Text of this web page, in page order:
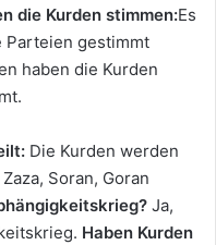
die Kurden stimmen:Es
Parteien gestimmt
haben die Kurden
Die Kurden werden
Soran, Goran
Ja,
Haben Kurden